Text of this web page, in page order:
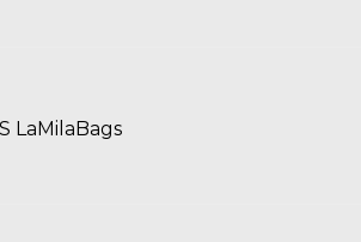
LaMilaBags